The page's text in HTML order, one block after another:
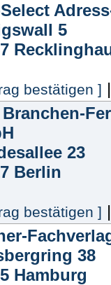
5
bestätigen ] |
Branchen-
23
Berlin
bestätigen ] |
38
Hamburg